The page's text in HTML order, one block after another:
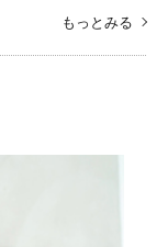
もっとみる